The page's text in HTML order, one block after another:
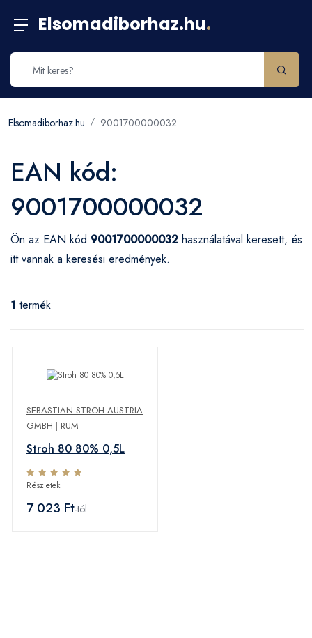
Elsomadiborhaz.hu.
Elsomadiborhaz.hu 9001700000032
EAN kód:
9001700000032
Ön az EAN kód 9001700000032 használatával keresett, és
itt vannak a keresési eredmények.
1 termék
SEBASTIAN STROH AUSTRIA
GMBH | RUM
Stroh 80 80% 0,5L
Részletek
7 023 Ft-tól